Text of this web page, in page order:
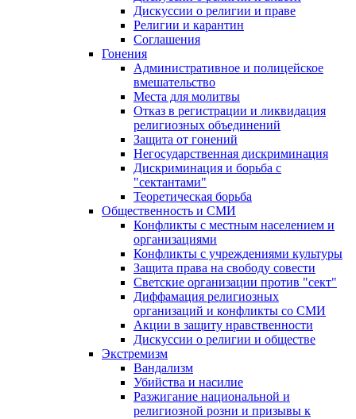
Дискуссии о религии и праве
Религии и карантин
Соглашения
Гонения
Административное и полицейское
вмешательство
Места для молитвы
Отказ в регистрации и ликвидация
религиозных объединений
Защита от гонений
Негосударственная дискриминация
Дискриминация и борьба с
"сектантами"
Теоретическая борьба
Общественность и СМИ
Конфликты с местным населением и
организациями
Конфликты с учреждениями культуры
Защита права на свободу совести
Светские организации против "сект"
Диффамация религиозных
организаций и конфликты со СМИ
Акции в защиту нравственности
Дискуссии о религии и обществе
Экстремизм
Вандализм
Убийства и насилие
Разжигание национальной и
религиозной розни и призывы к